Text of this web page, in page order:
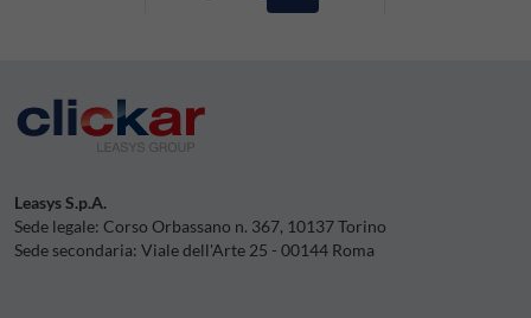
Leasys S.p.A.
Sede legale: Corso Orbassano n. 367, 10137 Torino
Sede secondaria: Viale dell'Arte 25 - 00144 Roma